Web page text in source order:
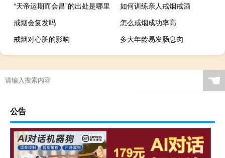
“天帝运期而会昌”的出处是哪里
如何训练亲人戒烟戒酒
戒烟会复发吗
怎么戒烟成功率高
戒烟对心脏的影响
多大年龄易发肠息肉
☚
公告